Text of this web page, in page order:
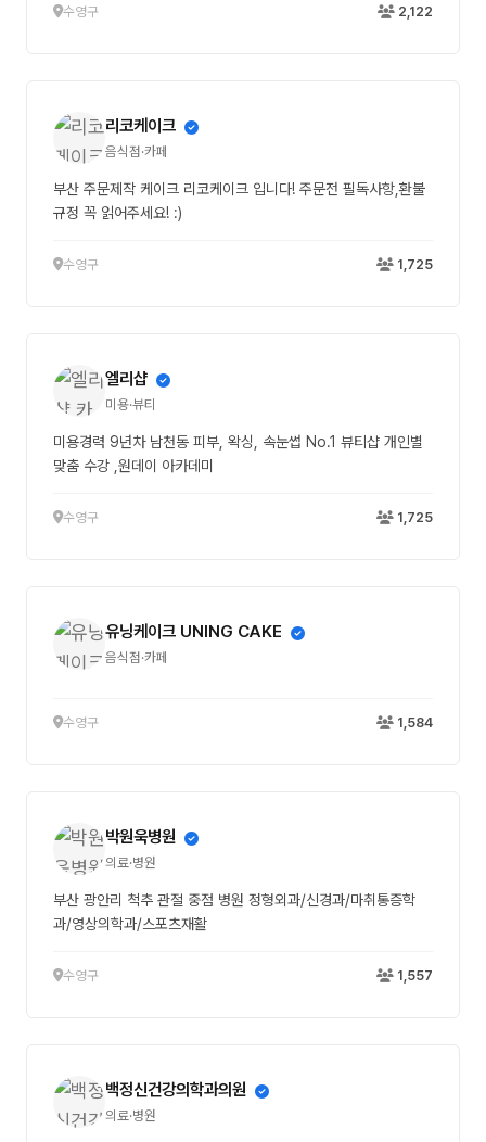
수영구 2,122
리코케이크
음식점·카페
부산 주문제작 케이크 리코케이크 입니다! 주문전 필독사항,환불
규정 꼭 읽어주세요! :)
수영구 1,725
엘리샵
미용·뷰티
미용경력 9년차 남천동 피부, 왁싱, 속눈썹 No.1 뷰티샵 개인별
맞춤 수강 ,원데이 아카데미
수영구 1,725
유닝케이크 UNING CAKE
음식점·카페
수영구 1,584
박원욱병원
의료·병원
부산 광안리 척추 관절 중점 병원 정형외과/신경과/마취통증학
과/영상의학과/스포츠재활
수영구 1,557
백정신건강의학과의원
의료·병원